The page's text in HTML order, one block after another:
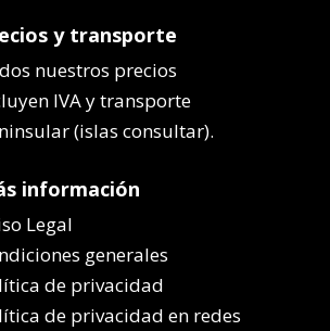
y transporte
nuestros precios
IVA y transporte
(islas consultar).
información
Legal
generales
de privacidad
de privacidad en redes